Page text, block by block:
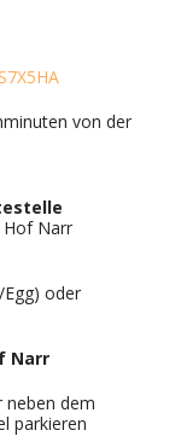
von der
Hof Narr
oder
Narr
neben dem
parkieren